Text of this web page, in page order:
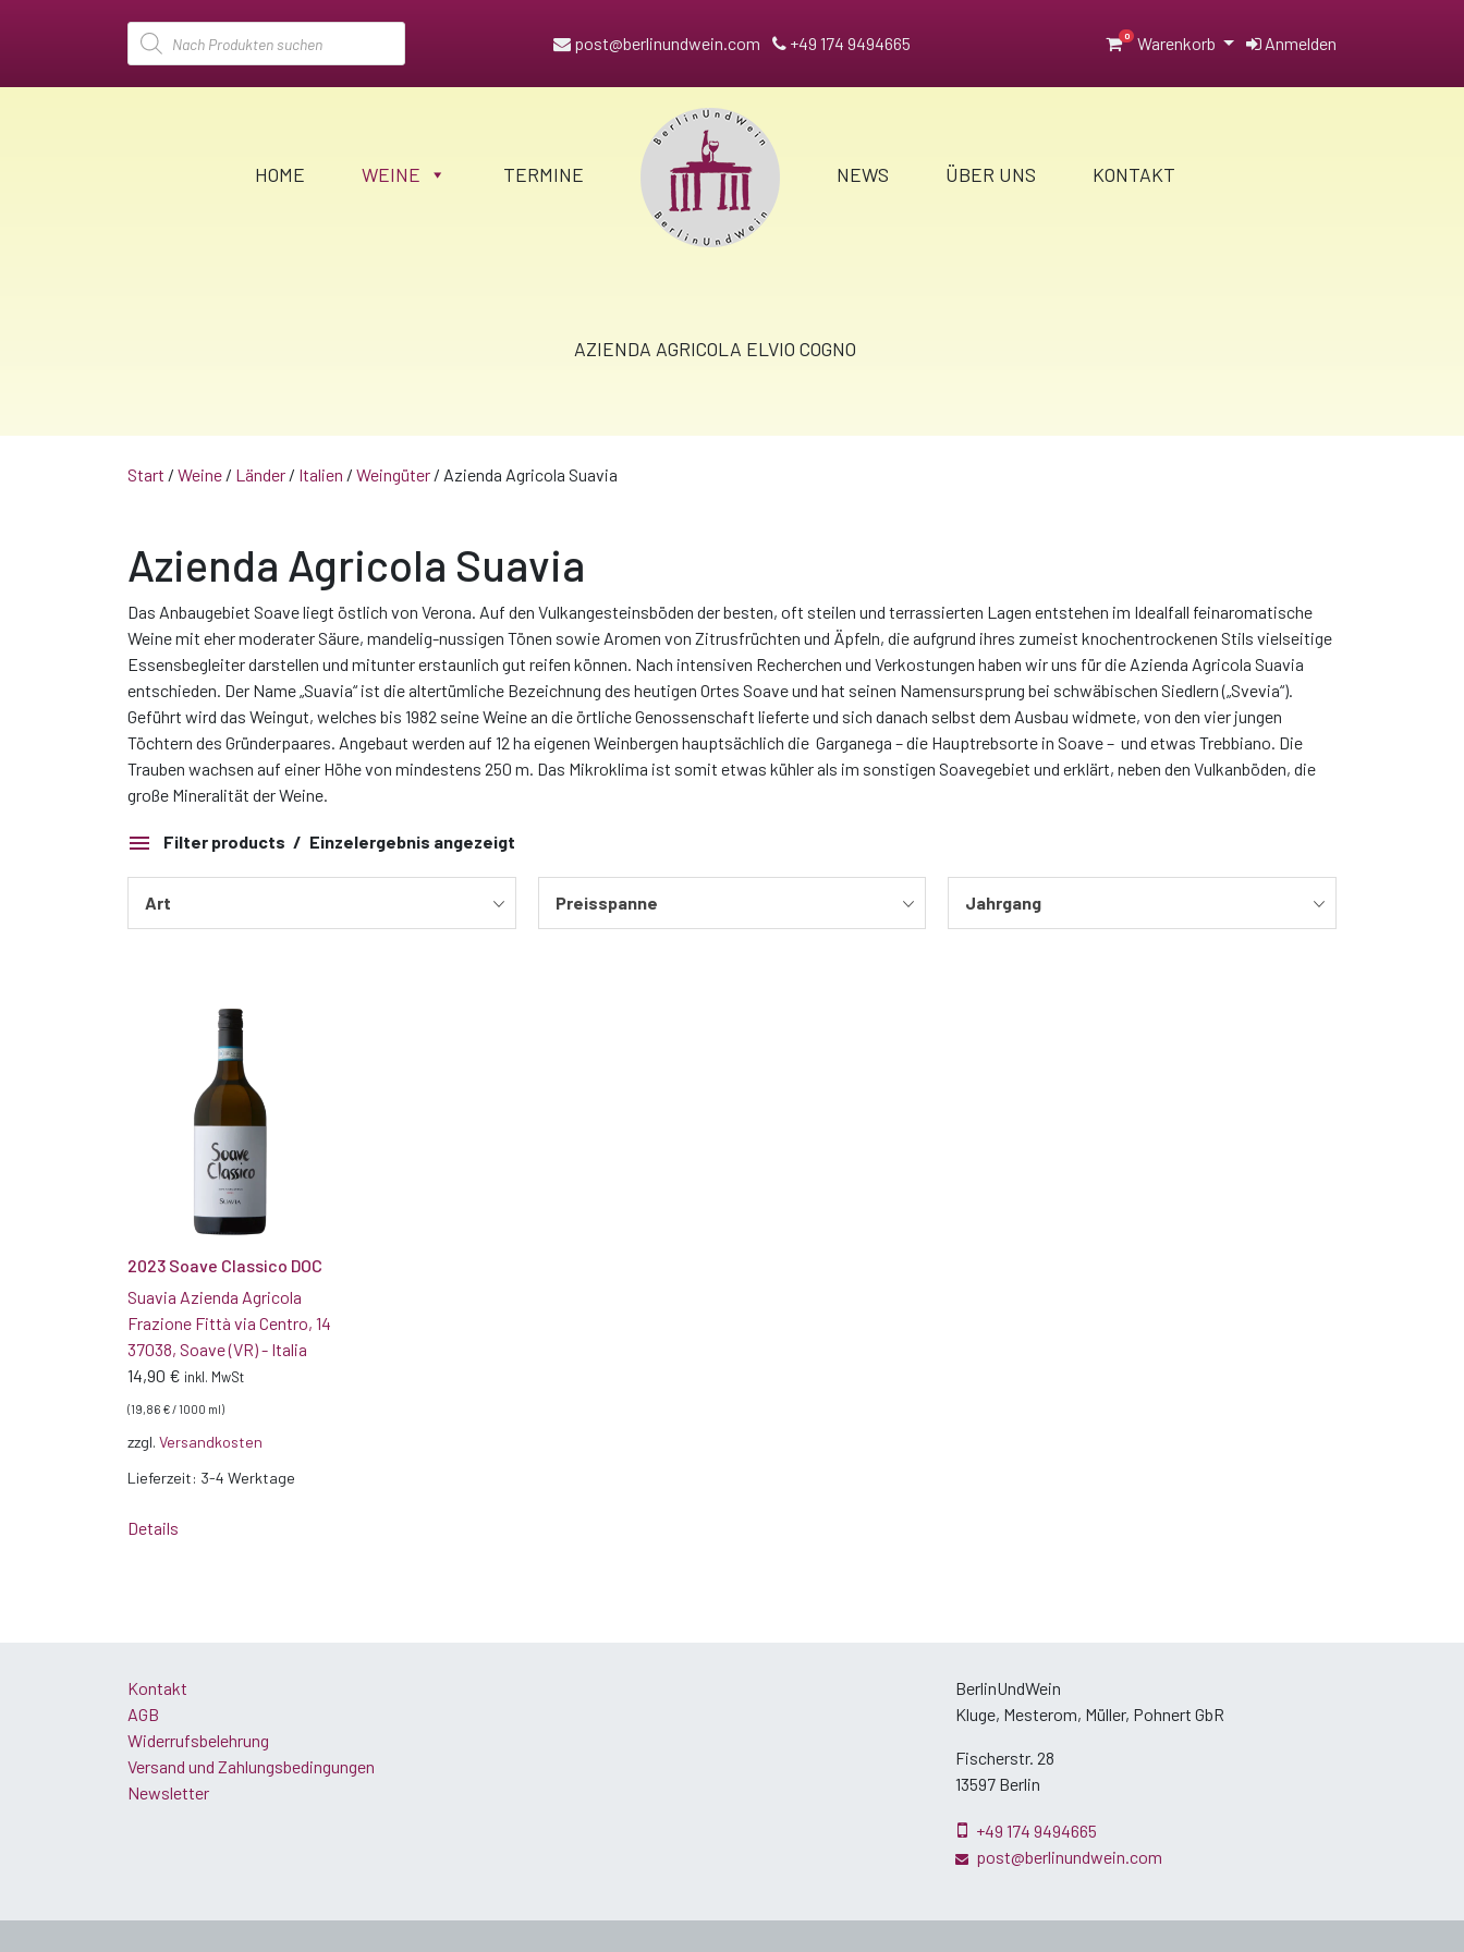
Products
search
post@berlinundwein.com +49 174 9494665 0 Warenkorb Anmelden
HOME WEINE TERMINE NEWS ÜBER UNS KONTAKT
AZIENDA AGRICOLA ELVIO COGNO
Start / Weine / Länder / Italien / Weingüter / Azienda Agricola Suavia
Azienda Agricola Suavia
Das Anbaugebiet Soave liegt östlich von Verona. Auf den Vulkangesteinsböden der besten, oft steilen und terrassierten Lagen entstehen im Idealfall feinaromatische
Weine mit eher moderater Säure, mandelig-nussigen Tönen sowie Aromen von Zitrusfrüchten und Äpfeln, die aufgrund ihres zumeist knochentrockenen Stils vielseitige
Essensbegleiter darstellen und mitunter erstaunlich gut reifen können. Nach intensiven Recherchen und Verkostungen haben wir uns für die Azienda Agricola Suavia
entschieden. Der Name „Suavia“ ist die altertümliche Bezeichnung des heutigen Ortes Soave und hat seinen Namensursprung bei schwäbischen Siedlern („Svevia“).
Geführt wird das Weingut, welches bis 1982 seine Weine an die örtliche Genossenschaft lieferte und sich danach selbst dem Ausbau widmete, von den vier jungen
Töchtern des Gründerpaares. Angebaut werden auf 12 ha eigenen Weinbergen hauptsächlich die Garganega – die Hauptrebsorte in Soave – und etwas Trebbiano. Die
Trauben wachsen auf einer Höhe von mindestens 250 m. Das Mikroklima ist somit etwas kühler als im sonstigen Soavegebiet und erklärt, neben den Vulkanböden, die
große Mineralität der Weine.
Filter products Einzelergebnis angezeigt
Art Preisspanne Jahrgang
2023 Soave Classico DOC
Suavia Azienda Agricola
Frazione Fittà via Centro, 14
37038, Soave (VR) - Italia
14,90 € inkl. MwSt
(19,86 €/ 1000 ml)
zzgl. Versandkosten
Lieferzeit: 3-4 Werktage
Details
Kontakt
AGB
Widerrufsbelehrung
Versand und Zahlungsbedingungen
Newsletter
BerlinUndWein
Kluge, Mesterom, Müller, Pohnert GbR
Fischerstr. 28
13597 Berlin
+49 174 9494665
post@berlinundwein.com